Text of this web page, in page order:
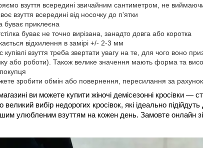
взуття всередині звичайним сантиметром, не
взуття всередині від носочку до п'ятки
буває приклеєна
буває не точно вирізана, занадто довга або коротка
відхилення в замірі +/- 2-3 мм
купівлі взуття треба звертати увагу на те, для чого воно
або роботи). Також велике значення мають форма та
зробити обмін або повернення, пересилання за
ви можете купити жіночі демісезонні кросівки —
великий вибір недорогих кросівок, які ідеально
улюбленим взуттям на кожен день. Замовте онлайн